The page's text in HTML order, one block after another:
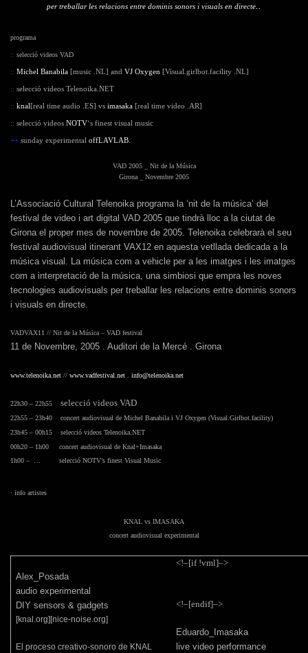
per treballar les relacions entre dominis sonors i visuals en directe..
programa
:: selecció videos VAD
:: Michel Banabila [music .NL] and VJ Oxygen [Visual.girlbot.facility .NL]
:: selecció videos Telenoika.NET
:: knal[real time audio .ES] vs imasaka [real time video .AR]
:: selecció videos NOTV‘s finest visual music
++ sunday experimental offLAVLAB.
VAD 2005 _ Nit de la Música
Girona _ Novembre 2005
L’Associació Cultural Telenoika programa la ‘nit de la música’ del
festival de video i art digital VAD 2005 que tindrà lloc a la ciutat de
Girona el proper mes de novembre de 2005. Telenoika celebrarà el seu
festival audiovisual itinerant VAX12 en aquesta vetllada dedicada a la
música visual. La música com a vehicle per a les imatges i les imatges
com a interpretació de la música, una simbiosi que empra les noves
tecnologies audiovisuals per treballar les relacions entre dominis sonors
i visuals en directe.
VADVAX11 // Nit de la Música – VAD festival
11 de Novembre, 2005 . Auditori de la Mercé . Girona
www.telenoika.net // www.vadfestival.net . info@telenoika.net
22h30 – 22h55 selecció videos VAD
22h55 – 23h40 concert audiovisual de Michel Banabila i VJ Oxygen (Visual.Girlbot.facility)
23h45 – 00h15 selecció videos Telenoika.NET
00h20 – 1h00 concert audiovisual de Knal+Imasaka
1h00 – … selecció NOTV’s finest Visual Music
· info artistes
KNAL vs IMASAKA
concert audiovisual experimental
Alex_Posada
audio experimental
DIY sensors & gadgets
[knal.org][nice-noise.org]
El proceso creativo-sonoro de KNAL
<!–[if !vml]–>
<!–[endif]–>
Eduardo_Imasaka
live video performance